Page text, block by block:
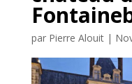
par Pierre Alouit|